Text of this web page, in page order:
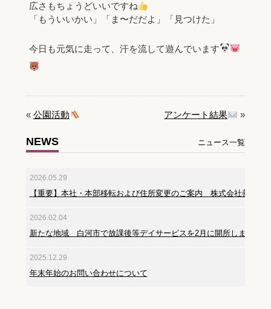
広さもちょうどいいですね
「もういいかい」「ま〜だだよ」「見つけた」
今日も元気に走って、汗を流して遊んでいます
« 公園活動 アンケート結果 »
NEWS ニュース一覧
2026.05.29
【重要】本社・本部移転および住所変更のご案内 株式会社善用堂
2026.02.04
新たな地域 白河市で放課後等デイサービスを2月に開所しました。
2025.12.29
年末年始のお問い合わせについて